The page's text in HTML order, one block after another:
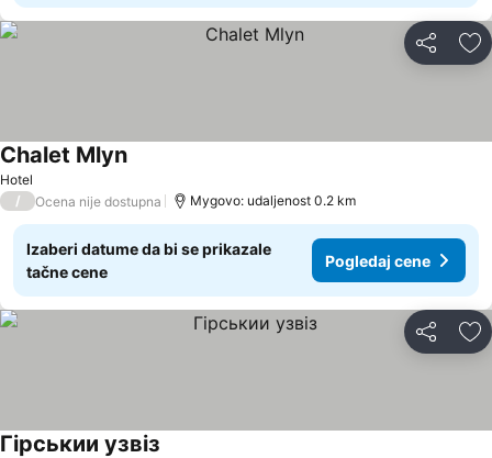
Deli
Hotel
Chalet Mlyn
/ Ocena nije dostupna Mygovo: udaljenost 0.2 km
Izaberi datume da bi se prikazale
tačne cene
Pogledaj cene
Deli
Гірськии узвіз